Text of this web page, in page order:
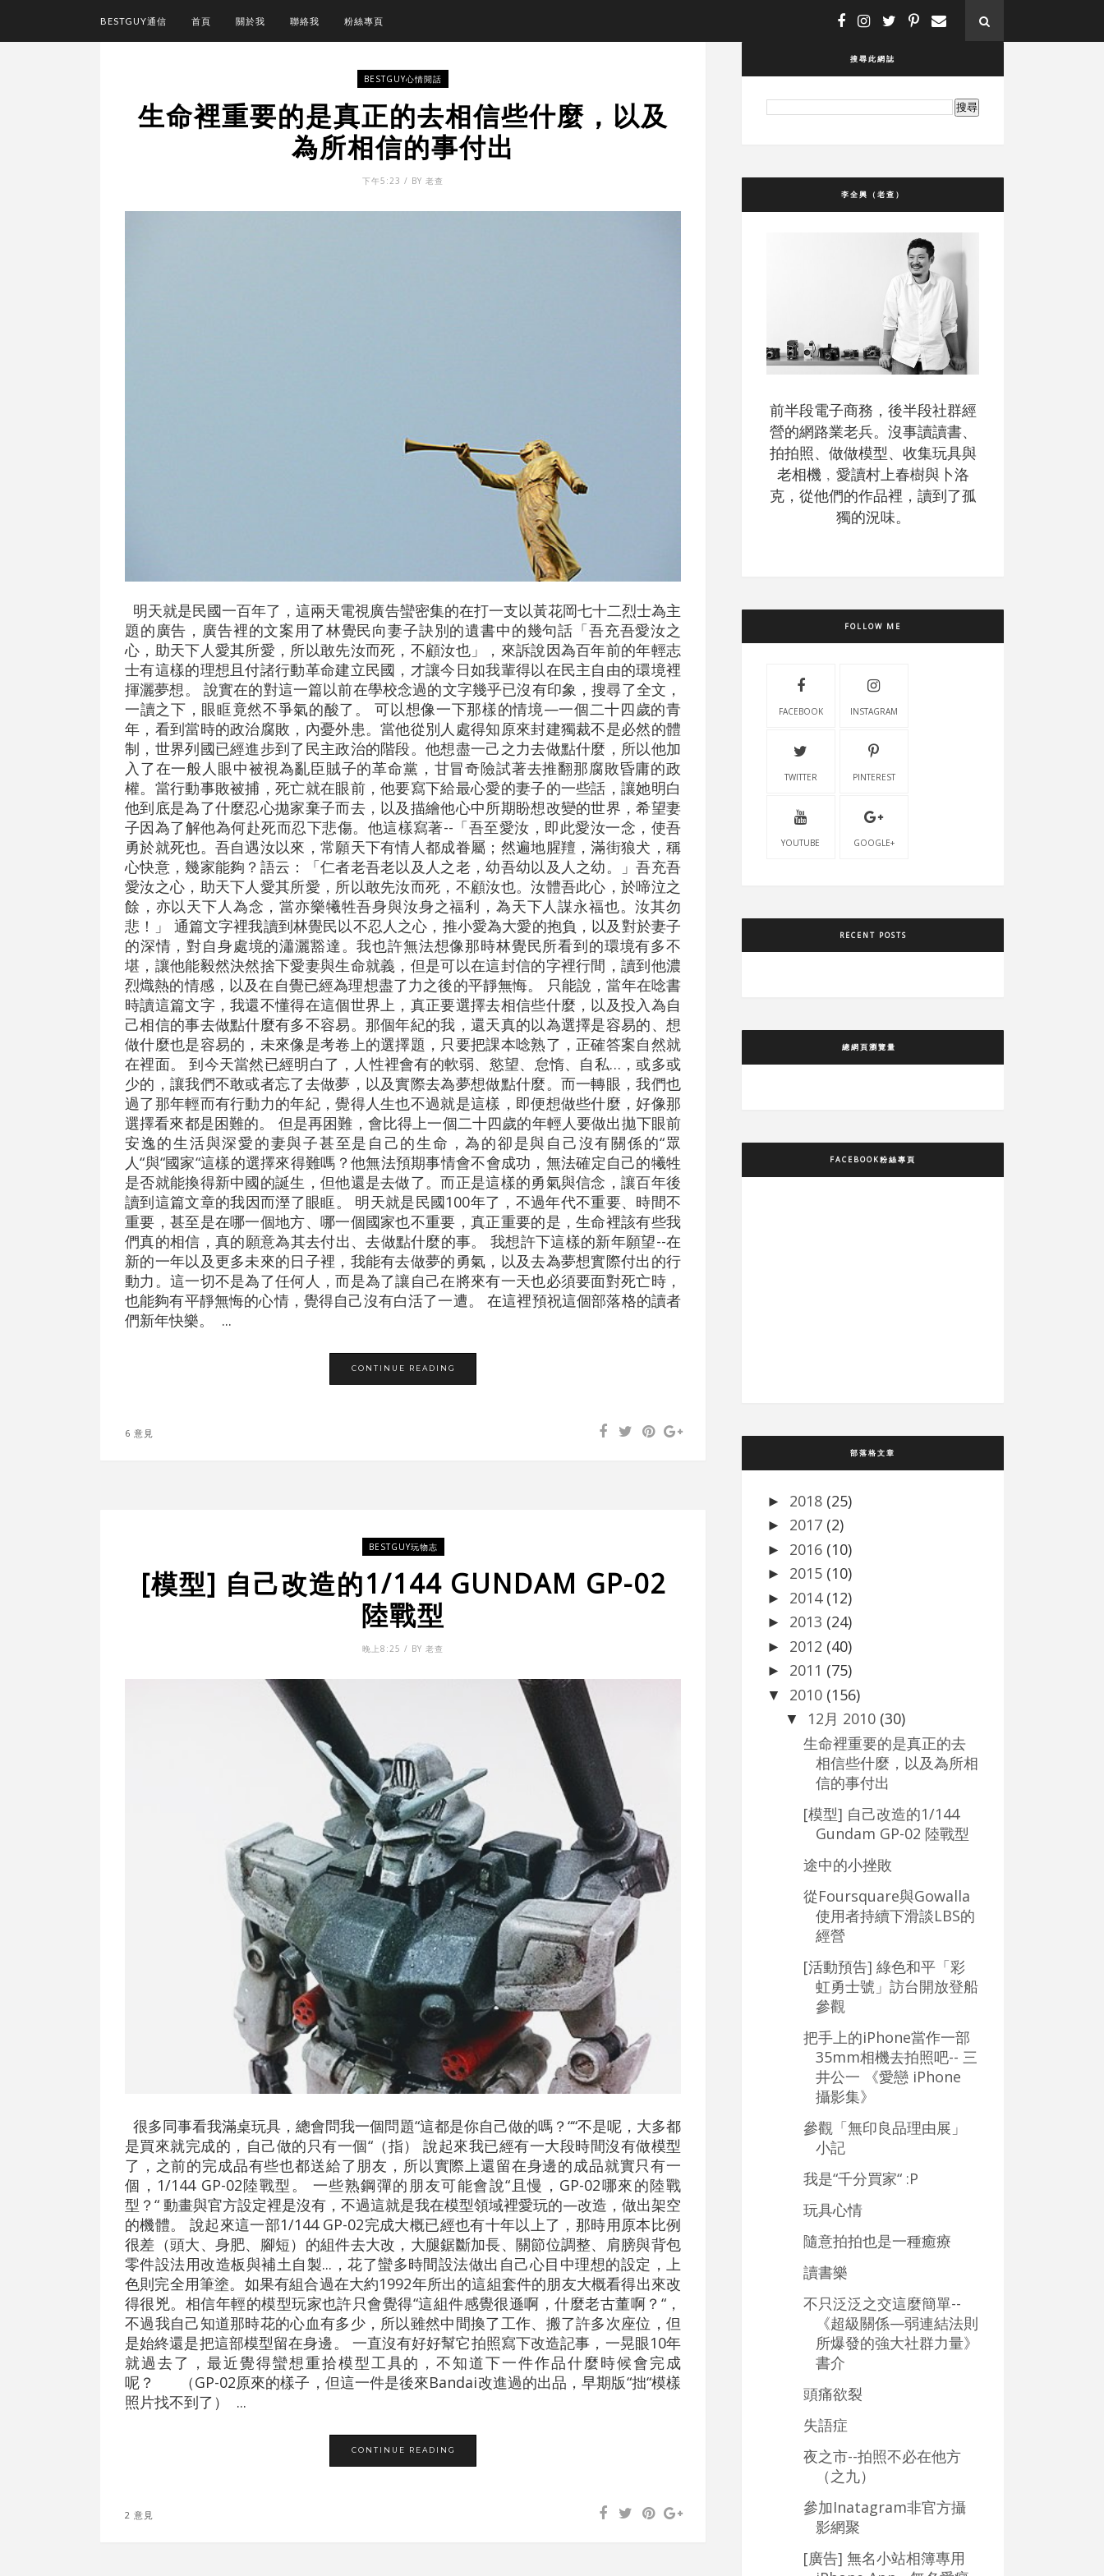
BESTGUY通信 首頁 關於我 聯絡我 粉絲專頁
BESTGUY心情閒話
生命裡重要的是真正的去相信些什麼，以及
為所相信的事付出
下午5:23 / BY 老查
明天就是民國一百年了，這兩天電視廣告蠻密集的在打一支以黃花岡七十二烈士為主
題的廣告，廣告裡的文案用了林覺民向妻子訣別的遺書中的幾句話「吾充吾愛汝之
心，助天下人愛其所愛，所以敢先汝而死，不顧汝也」，來訴說因為百年前的年輕志
士有這樣的理想且付諸行動革命建立民國，才讓今日如我輩得以在民主自由的環境裡
揮灑夢想。 說實在的對這一篇以前在學校念過的文字幾乎已沒有印象，搜尋了全文，
一讀之下，眼眶竟然不爭氣的酸了。 可以想像一下那樣的情境—一個二十四歲的青
年，看到當時的政治腐敗，內憂外患。當他從別人處得知原來封建獨裁不是必然的體
制，世界列國已經進步到了民主政治的階段。他想盡一己之力去做點什麼，所以他加
入了在一般人眼中被視為亂臣賊子的革命黨，甘冒奇險試著去推翻那腐敗昏庸的政
權。當行動事敗被捕，死亡就在眼前，他要寫下給最心愛的妻子的一些話，讓她明白
他到底是為了什麼忍心拋家棄子而去，以及描繪他心中所期盼想改變的世界，希望妻
子因為了解他為何赴死而忍下悲傷。他這樣寫著--「吾至愛汝，即此愛汝一念，使吾
勇於就死也。吾自遇汝以來，常願天下有情人都成眷屬；然遍地腥羶，滿街狼犬，稱
心快意，幾家能夠？語云：「仁者老吾老以及人之老，幼吾幼以及人之幼。」吾充吾
愛汝之心，助天下人愛其所愛，所以敢先汝而死，不顧汝也。汝體吾此心，於啼泣之
餘，亦以天下人為念，當亦樂犧牲吾身與汝身之福利，為天下人謀永福也。汝其勿
悲！」 通篇文字裡我讀到林覺民以不忍人之心，推小愛為大愛的抱負，以及對於妻子
的深情，對自身處境的瀟灑豁達。我也許無法想像那時林覺民所看到的環境有多不
堪，讓他能毅然決然捨下愛妻與生命就義，但是可以在這封信的字裡行間，讀到他濃
烈熾熱的情感，以及在自覺已經為理想盡了力之後的平靜無悔。 只能說，當年在唸書
時讀這篇文字，我還不懂得在這個世界上，真正要選擇去相信些什麼，以及投入為自
己相信的事去做點什麼有多不容易。那個年紀的我，還天真的以為選擇是容易的、想
做什麼也是容易的，未來像是考卷上的選擇題，只要把課本唸熟了，正確答案自然就
在裡面。 到今天當然已經明白了，人性裡會有的軟弱、慾望、怠惰、自私…，或多或
少的，讓我們不敢或者忘了去做夢，以及實際去為夢想做點什麼。而一轉眼，我們也
過了那年輕而有行動力的年紀，覺得人生也不過就是這樣，即便想做些什麼，好像那
選擇看來都是困難的。 但是再困難，會比得上一個二十四歲的年輕人要做出拋下眼前
安逸的生活與深愛的妻與子甚至是自己的生命，為的卻是與自己沒有關係的“眾
人“與“國家“這樣的選擇來得難嗎？他無法預期事情會不會成功，無法確定自己的犧牲
是否就能換得新中國的誕生，但他還是去做了。而正是這樣的勇氣與信念，讓百年後
讀到這篇文章的我因而溼了眼眶。 明天就是民國100年了，不過年代不重要、時間不
重要，甚至是在哪一個地方、哪一個國家也不重要，真正重要的是，生命裡該有些我
們真的相信，真的願意為其去付出、去做點什麼的事。 我想許下這樣的新年願望--在
新的一年以及更多未來的日子裡，我能有去做夢的勇氣，以及去為夢想實際付出的行
動力。這一切不是為了任何人，而是為了讓自己在將來有一天也必須要面對死亡時，
也能夠有平靜無悔的心情，覺得自己沒有白活了一遭。 在這裡預祝這個部落格的讀者
們新年快樂。 ...
CONTINUE READING
6 意見
BESTGUY玩物志
[模型] 自己改造的1/144 GUNDAM GP-02
陸戰型
晚上8:25 / BY 老查
很多同事看我滿桌玩具，總會問我一個問題“這都是你自己做的嗎？““不是呢，大多都
是買來就完成的，自己做的只有一個“（指） 說起來我已經有一大段時間沒有做模型
了，之前的完成品有些也都送給了朋友，所以實際上還留在身邊的成品就實只有一
個，1/144 GP-02陸戰型。 一些熟鋼彈的朋友可能會說“且慢，GP-02哪來的陸戰
型？“ 動畫與官方設定裡是沒有，不過這就是我在模型領域裡愛玩的—改造，做出架空
的機體。 說起來這一部1/144 GP-02完成大概已經也有十年以上了，那時用原本比例
很差（頭大、身肥、腳短）的組件去大改，大腿鋸斷加長、關節位調整、肩膀與背包
零件設法用改造板與補土自製...，花了蠻多時間設法做出自己心目中理想的設定，上
色則完全用筆塗。如果有組合過在大約1992年所出的這組套件的朋友大概看得出來改
得很兇。相信年輕的模型玩家也許只會覺得“這組件感覺很遜啊，什麼老古董啊？“，
不過我自己知道那時花的心血有多少，所以雖然中間換了工作、搬了許多次座位，但
是始終還是把這部模型留在身邊。 一直沒有好好幫它拍照寫下改造記事，一晃眼10年
就過去了，最近覺得蠻想重拾模型工具的，不知道下一件作品什麼時候會完成
呢？ （GP-02原來的樣子，但這一件是後來Bandai改進過的出品，早期版“拙“模樣
照片找不到了） ...
CONTINUE READING
2 意見
搜尋此網誌
李全興（老查）
前半段電子商務，後半段社群經
營的網路業老兵。沒事讀讀書、
拍拍照、做做模型、收集玩具與
老相機﹐愛讀村上春樹與卜洛
克，從他們的作品裡，讀到了孤
獨的況味。
FOLLOW ME
FACEBOOK INSTAGRAM
TWITTER PINTEREST
YOUTUBE GOOGLE+
RECENT POSTS
總網頁瀏覽量
FACEBOOK粉絲專頁
部落格文章
► 2018 (25)
► 2017 (2)
► 2016 (10)
► 2015 (10)
► 2014 (12)
► 2013 (24)
► 2012 (40)
► 2011 (75)
▼ 2010 (156)
▼ 12月 2010 (30)
生命裡重要的是真正的去
相信些什麼，以及為所相
信的事付出
[模型] 自己改造的1/144
Gundam GP-02 陸戰型
途中的小挫敗
從Foursquare與Gowalla
使用者持續下滑談LBS的
經營
[活動預告] 綠色和平「彩
虹勇士號」訪台開放登船
參觀
把手上的iPhone當作一部
35mm相機去拍照吧-- 三
井公一 《愛戀 iPhone
攝影集》
參觀「無印良品理由展」
小記
我是“千分買家“ :P
玩具心情
隨意拍拍也是一種癒療
讀書樂
不只泛泛之交這麼簡單--
《超級關係—弱連結法則
所爆發的強大社群力量》
書介
頭痛欲裂
失語症
夜之市--拍照不必在他方
（之九）
參加Inatagram非官方攝
影網聚
[廣告] 無名小站相簿專用